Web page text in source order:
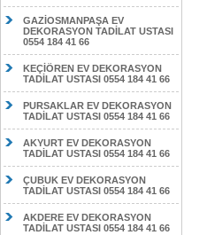
GAZİOSMANPAŞA EV
DEKORASYON TADİLAT USTASI
0554 184 41 66
KEÇİÖREN EV DEKORASYON
TADİLAT USTASI 0554 184 41 66
PURSAKLAR EV DEKORASYON
TADİLAT USTASI 0554 184 41 66
AKYURT EV DEKORASYON
TADİLAT USTASI 0554 184 41 66
ÇUBUK EV DEKORASYON
TADİLAT USTASI 0554 184 41 66
AKDERE EV DEKORASYON
TADİLAT USTASI 0554 184 41 66